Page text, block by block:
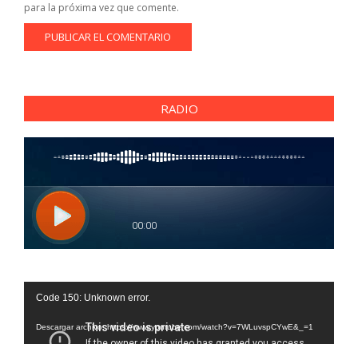
para la próxima vez que comente.
RADIO
Reproductor
vídeo
Code 150: Unknown error.
Descargar archivo: https://www.youtube.com/watch?v=7WLuvspCYwE&_=1